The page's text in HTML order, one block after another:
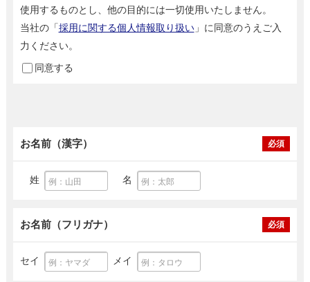
使用するものとし、他の目的には一切使用いたしません。
当社の「採用に関する個人情報取り扱い」に同意のうえご入
力ください。
同意する
お名前（漢字） 必須
姓 名
お名前（フリガナ） 必須
セイ メイ